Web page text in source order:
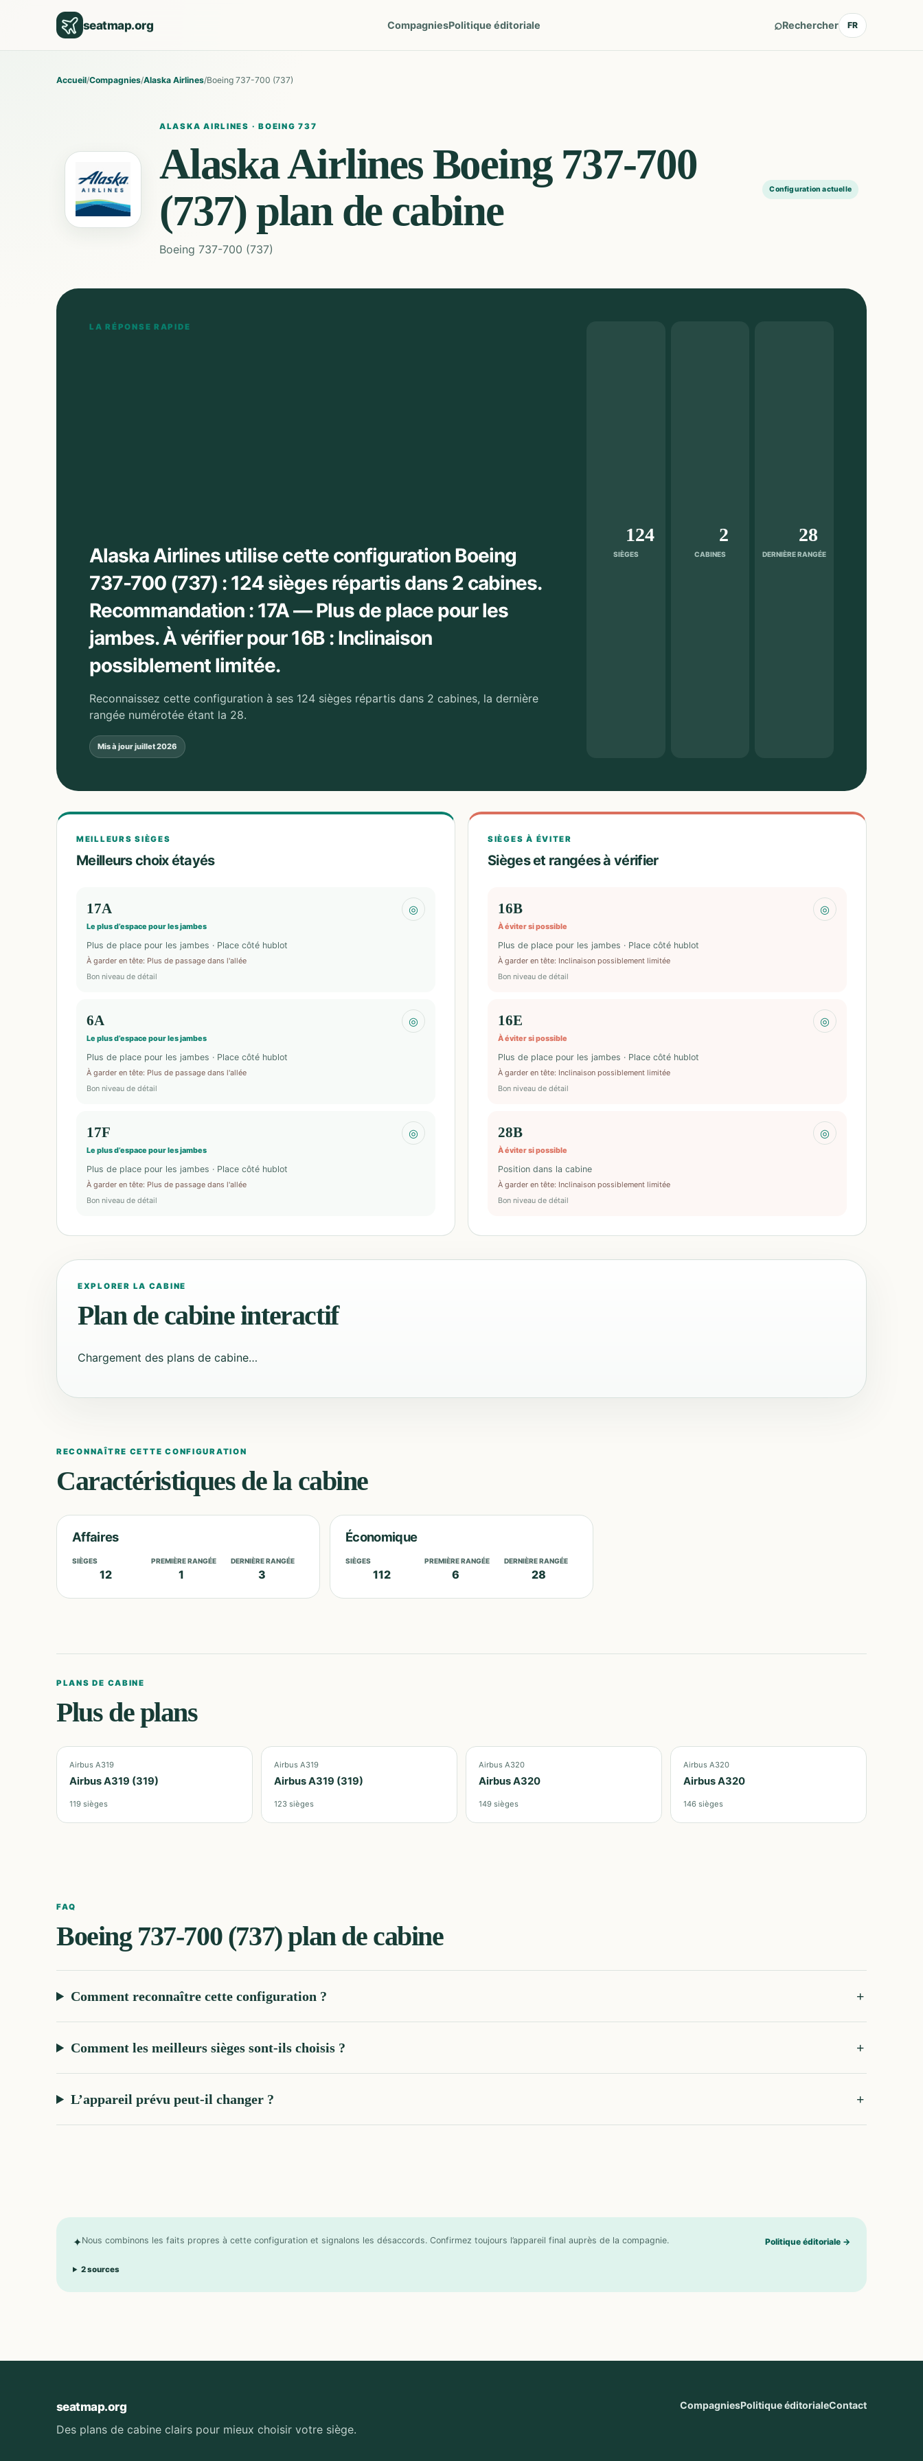
seatmap.org CompagniesPolitique éditoriale ⌕Rechercher FR
Accueil/Compagnies/Alaska Airlines/Boeing 737-700 (737)
ALASKA AIRLINES ·BOEING 737
Alaska Airlines Boeing 737-700
(737) plan de cabine
Boeing 737-700 (737)
Configuration actuelle
LA RÉPONSE RAPIDE
Alaska Airlines utilise cette configuration Boeing
737-700 (737) : 124 sièges répartis dans 2 cabines.
Recommandation : 17A — Plus de place pour les
jambes. À vérifier pour 16B : Inclinaison
possiblement limitée.
Reconnaissez cette configuration à ses 124 sièges répartis dans 2 cabines, la dernière
rangée numérotée étant la 28.
Mis à jourjuillet 2026
SIÈGES
124
CABINES
2
DERNIÈRE RANGÉE
28
MEILLEURS SIÈGES
Meilleurs choix étayés
17A
Le plus d’espace pour les jambes
◎
Plus de place pour les jambes · Place côté hublot
À garder en tête: Plus de passage dans l'allée
Bon niveau de détail
6A
Le plus d’espace pour les jambes
◎
Plus de place pour les jambes · Place côté hublot
À garder en tête: Plus de passage dans l'allée
Bon niveau de détail
17F
Le plus d’espace pour les jambes
◎
Plus de place pour les jambes · Place côté hublot
À garder en tête: Plus de passage dans l'allée
Bon niveau de détail
SIÈGES À ÉVITER
Sièges et rangées à vérifier
16B
À éviter si possible
◎
Plus de place pour les jambes · Place côté hublot
À garder en tête: Inclinaison possiblement limitée
Bon niveau de détail
16E
À éviter si possible
◎
Plus de place pour les jambes · Place côté hublot
À garder en tête: Inclinaison possiblement limitée
Bon niveau de détail
28B
À éviter si possible
◎
Position dans la cabine
À garder en tête: Inclinaison possiblement limitée
Bon niveau de détail
EXPLORER LA CABINE
Plan de cabine interactif
Chargement des plans de cabine…
RECONNAÎTRE CETTE CONFIGURATION
Caractéristiques de la cabine
Affaires
SIÈGES
12
PREMIÈRE RANGÉE
1
DERNIÈRE RANGÉE
3
Économique
SIÈGES
112
PREMIÈRE RANGÉE
6
DERNIÈRE RANGÉE
28
PLANS DE CABINE
Plus de plans
Airbus A319
Airbus A319 (319)
119 sièges
Airbus A319
Airbus A319 (319)
123 sièges
Airbus A320
Airbus A320
149 sièges
Airbus A320
Airbus A320
146 sièges
FAQ
Boeing 737-700 (737)plan de cabine
Comment reconnaître cette configuration ?
Comment les meilleurs sièges sont-ils choisis ?
L’appareil prévu peut-il changer ?
✦Nous combinons les faits propres à cette configuration et signalons les désaccords. Confirmez toujours l’appareil final auprès de la compagnie. Politique éditoriale →
2sources
seatmap.org
Des plans de cabine clairs pour mieux choisir votre siège.
CompagniesPolitique éditorialeContact